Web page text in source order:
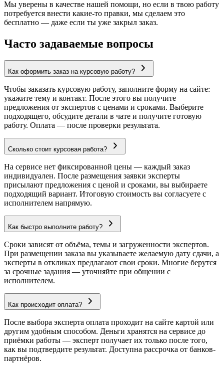
Мы уверены в качестве нашей помощи, но если в твою работу
потребуется внести какие-то правки, мы сделаем это
бесплатно — даже если ты уже закрыл заказ.
Часто задаваемые вопросы
Как оформить заказ на курсовую работу?
Чтобы заказать курсовую работу, заполните форму на сайте:
укажите тему и контакт. После этого вы получите
предложения от экспертов с ценами и сроками. Выберите
подходящего, обсудите детали в чате и получите готовую
работу. Оплата — после проверки результата.
Сколько стоит курсовая работа?
На сервисе нет фиксированной цены — каждый заказ
индивидуален. После размещения заявки эксперты
присылают предложения с ценой и сроками, вы выбираете
подходящий вариант. Итоговую стоимость вы согласуете с
исполнителем напрямую.
Как быстро выполните работу?
Сроки зависят от объёма, темы и загруженности экспертов.
При размещении заказа вы указываете желаемую дату сдачи, а
эксперты в откликах предлагают свои сроки. Многие берутся
за срочные задания — уточняйте при общении с
исполнителем.
Как происходит оплата?
После выбора эксперта оплата проходит на сайте картой или
другим удобным способом. Деньги хранятся на сервисе до
приёмки работы — эксперт получает их только после того,
как вы подтвердите результат. Доступна рассрочка от банков-
партнёров.